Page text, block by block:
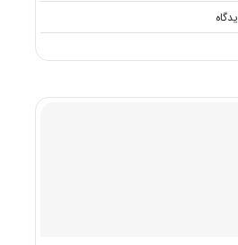
on
سوالات
مهندسی